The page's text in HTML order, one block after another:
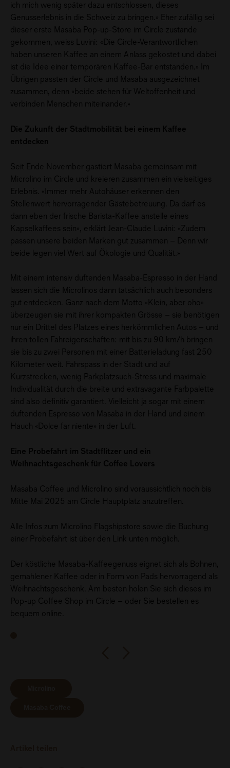
ich mich wenig später dazu entschlossen, dieses
Genusserlebnis in die Schweiz zu bringen.» Eher zufällig sei
dieser erste Masaba Pop-up-Store im Circle zustande
gekommen, weiss Luvini: «Die Circle-Verantwortlichen
haben unseren Kaffee an einem Anlass gekostet und dabei
ist die Idee einer temporären Kaffee-Bar entstanden.» Im
Übrigen passten der Circle und Masaba ausgezeichnet
zusammen, denn «beide stehen für Weltoffenheit und
verbinden Menschen miteinander.»
Die Zukunft der Stadtmobilität bei einem Kaffee
entdecken
Seit Ende November gastiert Masaba gemeinsam mit
Microlino im Circle und kreieren zusammen ein vielseitiges
Erlebnis. «Immer mehr Autohäuser erkennen den
Stellenwert hervorragender Gästebetreuung. Da darf es
dann eben der frische Barista-Kaffee anstelle eines
Kapselkaffees sein», erklärt Jean-Claude Luvini: «Zudem
passen unsere beiden Marken gut zusammen – Denn wir
beide legen viel Wert auf Ökologie und Qualität.»
Mit einem intensiv duftenden Masaba-Espresso in der Hand
lassen sich die Microlinos dann tatsächlich auch besonders
gut entdecken. Ganz nach dem Motto «Klein, aber oho»
überzeugen sie mit ihrer kompakten Grösse – sie benötigen
nur ein Drittel des Platzes eines herkömmlichen Autos – und
ihren tollen Fahreigenschaften: mit bis zu 90 km/h bringen
sie bis zu zwei Personen mit einer Batterieladung fast 250
Kilometer weit. Fahrspass in der Stadt und auf
Kurzstrecken, wenig Parkplatzsuch-Stress und maximale
Individualität durch die breite und extravagante Farbpalette
sind also definitiv garantiert. Vielleicht ja sogar mit einem
duftenden Espresso von Masaba in der Hand und einem
Hauch «Dolce far niente» in der Luft.
Eine Probefahrt im Stadtflitzer und ein
Weihnachtsgeschenk für Coffee Lovers
Masaba Coffee und Microlino sind voraussichtlich noch bis
Mitte Mai 2025 am Circle Hauptplatz anzutreffen.
Alle Infos zum Microlino Flagshipstore sowie die Buchung
einer Probefahrt ist über den Link unten möglich.
Der köstliche Masaba-Kaffeegenuss eignet sich als Bohnen,
gemahlener Kaffee oder in Form von Pads hervorragend als
Weihnachtsgeschenk. Am besten holen Sie sich dieses im
Pop-up Coffee Shop im Circle – oder Sie bestellen es
bequem online.